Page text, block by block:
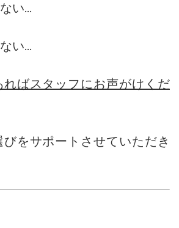
い…
い…
ばスタッフにお声がけくだ
をサポートさせていただき